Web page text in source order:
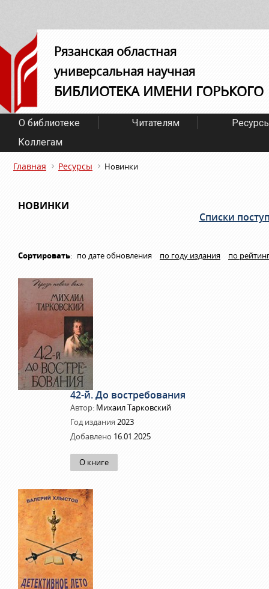
Рязанская областная
универсальная научная
БИБЛИОТЕКА ИМЕНИ ГОРЬКОГО
О библиотеке Читателям
Коллегам
Главная Ресурсы Новинки
НОВИНКИ
Списки
Сортировать: по дате обновления по году издания по
42-й. До востребования
Автор: Михаил Тарковский
Год издания2023
Добавлено 16.01.2025
О книге